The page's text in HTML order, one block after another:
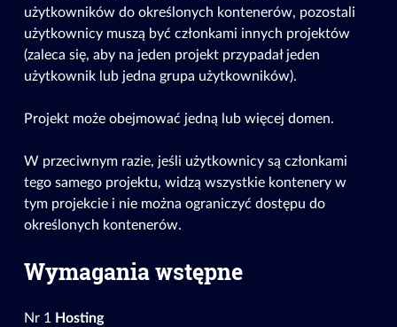
użytkowników do określonych kontenerów, pozostali
użytkownicy muszą być członkami innych projektów
(zaleca się, aby na jeden projekt przypadał jeden
użytkownik lub jedna grupa użytkowników).
Projekt może obejmować jedną lub więcej domen.
W przeciwnym razie, jeśli użytkownicy są członkami
tego samego projektu, widzą wszystkie kontenery w
tym projekcie i nie można ograniczyć dostępu do
określonych kontenerów.
Wymagania wstępne
Nr 1 Hosting